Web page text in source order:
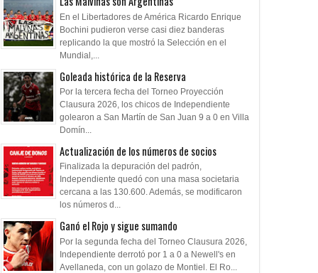
En el Libertadores de América Ricardo Enrique
Bochini pudieron verse casi diez banderas
replicando la que mostró la Selección en el
Mundial,...
Goleada histórica de la Reserva
Por la tercera fecha del Torneo Proyección
Clausura 2026, los chicos de Independiente
golearon a San Martín de San Juan 9 a 0 en Villa
Domín...
Actualización de los números de socios
Finalizada la depuración del padrón,
Independiente quedó con una masa societaria
cercana a las 130.600. Además, se modificaron
los números d...
Ganó el Rojo y sigue sumando
Por la segunda fecha del Torneo Clausura 2026,
Independiente derrotó por 1 a 0 a Newell's en
Avellaneda, con un golazo de Montiel. El Ro...